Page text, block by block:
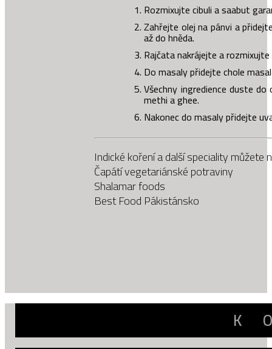
Rozmixujte cibuli a saabut
Zahřejte olej na pánvi a
až do hněda.
Rajčata nakrájejte a
Do masaly přidejte chole
Všechny ingredience duste
methi a ghee.
Nakonec do masaly přidejte
Indické koření a další speciality můžete
Čapátí vegetariánské potraviny
Shalamar foods
Best Food Pákistánsko